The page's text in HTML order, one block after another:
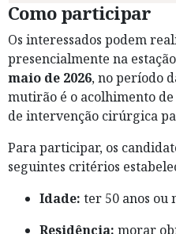
Como participar
Os interessados podem
presencialmente na
maio de 2026, no período
mutirão é o acolhimento
de intervenção cirúrgica
Para participar, os
seguintes critérios
Idade: ter 50 anos ou
Residência: morar